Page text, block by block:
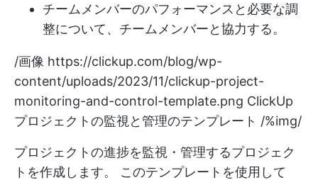
チームメンバーのパフォーマンスと必要な調
整について、チームメンバーと協力する。
/画像 https://clickup.com/blog/wp-
content/uploads/2023/11/clickup-project-
monitoring-and-control-template.png ClickUp
プロジェクトの監視と管理のテンプレート /%img/
プロジェクトの進捗を監視・管理するプロジェク
トを作成します。 このテンプレートを使用して